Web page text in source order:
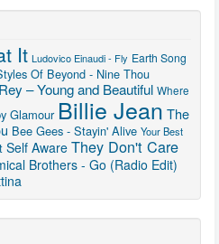
It Ludovico Einaudi - Fly Earth Song
Of Beyond - Nine Thou
– Young and Beautiful Where
Glamour Billie Jean The
Bee Gees - Stayin' Alive Your Best
Self Aware They Don't Care
Brothers - Go (Radio Edit)